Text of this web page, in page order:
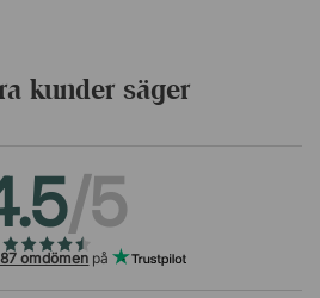
kunder säger
/5
omdömen på